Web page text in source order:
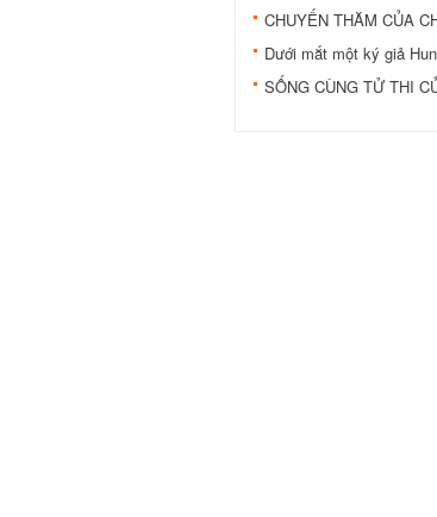
CHUYẾN THĂM CỦA
Dưới mắt một ký giả
SỐNG CÙNG TỬ THI